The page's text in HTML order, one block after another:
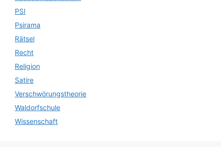
PSI
Psirama
Rätsel
Recht
Religion
Satire
Verschwörungstheorie
Waldorfschule
Wissenschaft